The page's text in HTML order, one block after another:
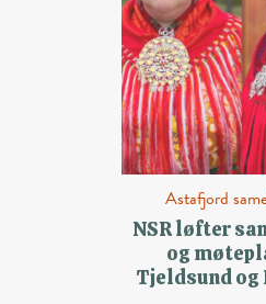
Astafjord
NSR løfter
og
Tjeldsund og